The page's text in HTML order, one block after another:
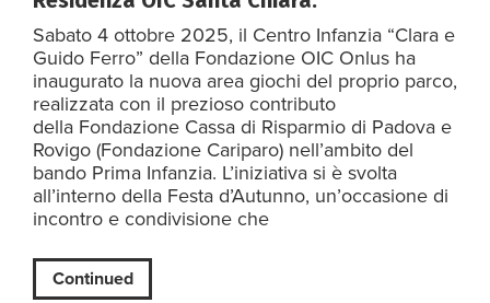
Sabato 4 ottobre 2025, il Centro Infanzia “Clara e
Guido Ferro” della Fondazione OIC Onlus ha
inaugurato la nuova area giochi del proprio parco,
realizzata con il prezioso contributo
della Fondazione Cassa di Risparmio di Padova e
Rovigo (Fondazione Cariparo) nell’ambito del
bando Prima Infanzia. L’iniziativa si è svolta
all’interno della Festa d’Autunno, un’occasione di
incontro e condivisione che
Continued